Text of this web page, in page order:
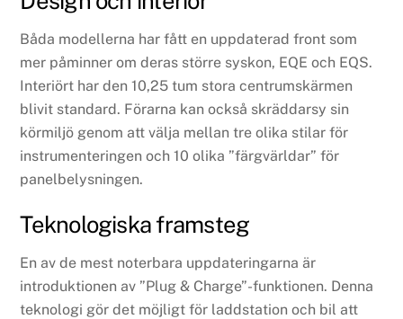
Båda modellerna har fått en uppdaterad front som
mer påminner om deras större syskon, EQE och EQS.
Interiört har den 10,25 tum stora centrumskärmen
blivit standard. Förarna kan också skräddarsy sin
körmiljö genom att välja mellan tre olika stilar för
instrumenteringen och 10 olika ”färgvärldar” för
panelbelysningen.
Teknologiska framsteg
En av de mest noterbara uppdateringarna är
introduktionen av ”Plug & Charge”-funktionen. Denna
teknologi gör det möjligt för laddstation och bil att